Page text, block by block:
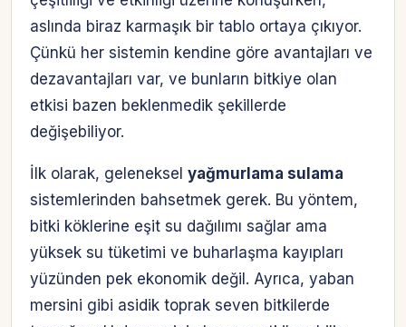
aslında biraz karmaşık bir tablo ortaya çıkıyor.
Çünkü her sistemin kendine göre avantajları ve
dezavantajları var, ve bunların bitkiye olan
etkisi bazen beklenmedik şekillerde
değişebiliyor.
İlk olarak, geleneksel yağmurlama sulama
sistemlerinden bahsetmek gerek. Bu yöntem,
bitki köklerine eşit su dağılımı sağlar ama
yüksek su tüketimi ve buharlaşma kayıpları
yüzünden pek ekonomik değil. Ayrıca, yaban
mersini gibi asidik toprak seven bitkilerde